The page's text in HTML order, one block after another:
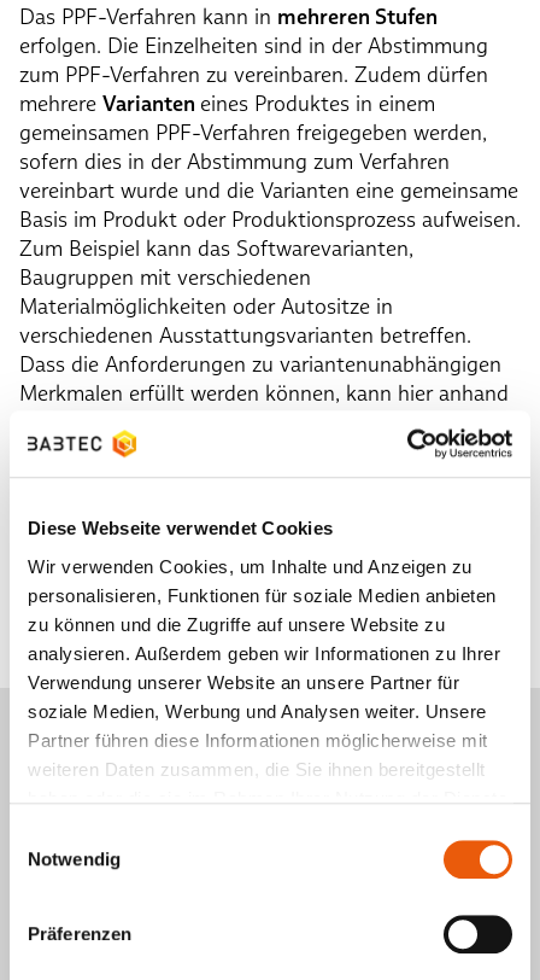
Diese Webseite verwendet Cookies
Wir verwenden Cookies, um Inhalte und Anzeigen zu
personalisieren, Funktionen für soziale Medien anbieten
zu können und die Zugriffe auf unsere Website zu
analysieren. Außerdem geben wir Informationen zu Ihrer
Verwendung unserer Website an unsere Partner für
soziale Medien, Werbung und Analysen weiter. Unsere
Partner führen diese Informationen möglicherweise mit
weiteren Daten zusammen, die Sie ihnen bereitgestellt
Notwendig
Präferenzen
Das PPF-Verfahren kann in mehreren Stufen
erfolgen. Die Einzelheiten sind in der Abstimmung
zum PPF-Verfahren zu vereinbaren. Zudem dürfen
mehrere Varianten eines Produktes in einem
gemeinsamen PPF-Verfahren freigegeben werden,
sofern dies in der Abstimmung zum Verfahren
vereinbart wurde und die Varianten eine gemeinsame
Basis im Produkt oder Produktionsprozess aufweisen.
Zum Beispiel kann das Softwarevarianten,
Baugruppen mit verschiedenen
Materialmöglichkeiten oder Autositze in
verschiedenen Ausstattungsvarianten betreffen.
Dass die Anforderungen zu variantenunabhängigen
Merkmalen erfüllt werden können, kann hier anhand
hat daraufhin für
Gültigkeit.
Lieferfreigabe zu erteilen, gilt das PPF-Verfahren als
abgeschlossen
. Vorher darf die Organisation die im
Rahmen der PPF beschriebenen Produkte nicht
liefern.
Welche Relevanz hat das PPF-
Verfahren im Qualitätsmanagement?
Lieferumfänge bezüglich Reifegrad und Qualität der
effizientes Zusammenspielder
Produktionsprozess- und Produktfreigabe unbedingt
notwendig.